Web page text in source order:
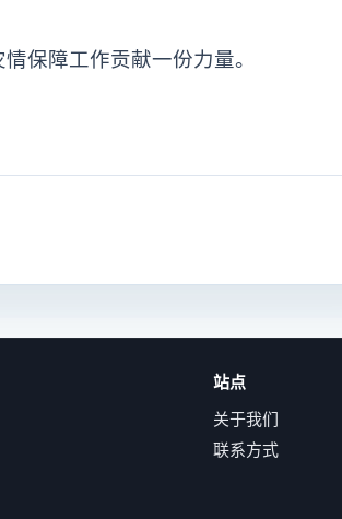
保障工作贡献一份力量。
站点
关于我们
联系方式